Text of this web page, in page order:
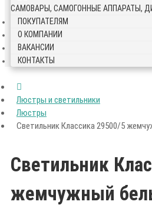
САМОВАРЫ, САМОГОННЫЕ АППАРАТЫ,
ПОКУПАТЕЛЯМ
О КОМПАНИИ
ВАКАНСИИ
КОНТАКТЫ
Люстры и светильники
Люстры
Светильник Классика 29500/5
Светильник
жемчужный